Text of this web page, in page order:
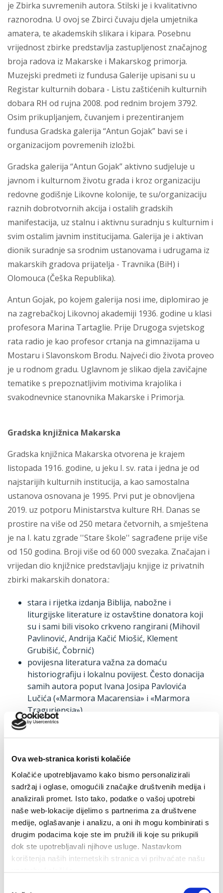
Ova web-stranica koristi kolačiće
Kolačiće upotrebljavamo kako bismo personalizirali
sadržaj i oglase, omogućili značajke društvenih medija i
analizirali promet. Isto tako, podatke o vašoj upotrebi
naše web-lokacije dijelimo s partnerima za društvene
medije, oglašavanje i analizu, a oni ih mogu kombinirati s
drugim podacima koje ste im pružili ili koje su prikupili
dok ste upotrebljavali njihove usluge. Nastavkom
korištenja naših internetskih stranica vi prihvaćate našu
je Zbirka suvremenih autora. Stilski je i kvalitativno
raznorodna. U ovoj se Zbirci čuvaju djela umjetnika
amatera, te akademskih slikara i kipara. Posebnu
vrijednost zbirke predstavlja zastupljenost značajnog
broja radova iz Makarske i Makarskog primorja.
Muzejski predmeti iz fundusa Galerije upisani su u
Registar kulturnih dobara - Listu zaštićenih kulturnih
dobara RH od rujna 2008. pod rednim brojem 3792.
Osim prikupljanjem, čuvanjem i prezentiranjem
fundusa Gradska galerija “Antun Gojak” bavi se i
organizacijom povremenih izložbi.
Gradska galerija “Antun Gojak” aktivno sudjeluje u
javnom i kulturnom životu grada i kroz organizaciju
redovne godišnje Likovne kolonije, te su/organizaciju
raznih dobrotvornih akcija i ostalih gradskih
manifestacija, uz stalnu i aktivnu suradnju s kulturnim i
svim ostalim javnim institucijama. Galerija je i aktivan
dionik suradnje sa srodnim ustanovama i udrugama iz
makarskih gradova prijatelja - Travnika (BiH) i
Olomouca (Češka Republika).
Antun Gojak, po kojem galerija nosi ime, diplomirao je
na zagrebačkoj Likovnoj akademiji 1936. godine u klasi
profesora Marina Tartaglie. Prije Drugoga svjetskog
rata radio je kao profesor crtanja na gimnazijama u
Mostaru i Slavonskom Brodu. Najveći dio života proveo
je u rodnom gradu. Uglavnom je slikao djela zavičajne
tematike s prepoznatljivim motivima krajolika i
svakodnevnice stanovnika Makarske i Primorja.
Gradska knjižnica Makarska
Gradska knjižnica Makarska otvorena je krajem
listopada 1916. godine, u jeku I. sv. rata i jedna je od
najstarijih kulturnih institucija, a kao samostalna
ustanova osnovana je 1995. Prvi put je obnovljena
2019. uz potporu Ministarstva kulture RH. Danas se
prostire na više od 250 metara četvornih, a smještena
je na I. katu zgrade ''Stare škole'' sagrađene prije više
od 150 godina. Broji više od 60 000 svezaka. Značajan i
vrijedan dio knjižnice predstavljaju knjige iz privatnih
zbirki makarskih donatora.:
stara i rijetka izdanja Biblija, nabožne i
liturgijske literature iz ostavštine donatora koji
su i sami bili visoko crkveno rangirani (Mihovil
Pavlinović, Andrija Kačić Miošić, Klement
Grubišić, Čobrnić)
povijesna literatura važna za domaću
historiografiju i lokalnu povijest. Često donacija
samih autora poput Ivana Josipa Pavlovića
Lučića («Marmora Macarensia» i «Marmora
Traguriensia»).
rijetka i rana izdanja djela važna za nacionalnu i
kompletirane enciklopedijske edicije, rječnike,
leksikone. Posebno talijanska izdanja iz 19. st. iz
ostavštine Cezara Pavišića. Iz te donacije
knjižnica baštini i brojna djela vezana za
povijest općenito, a posebno Dalmacije.
periodika, te rijetki časopisi («Zora
dalmatinska», «Sloboda», «Slovinac»)
donacija don Petra Kaera vezana za arheološku
literaturu i najstarija izdanja arheoloških
stručnih časopisa
najranijih vremena organiziranog školskog